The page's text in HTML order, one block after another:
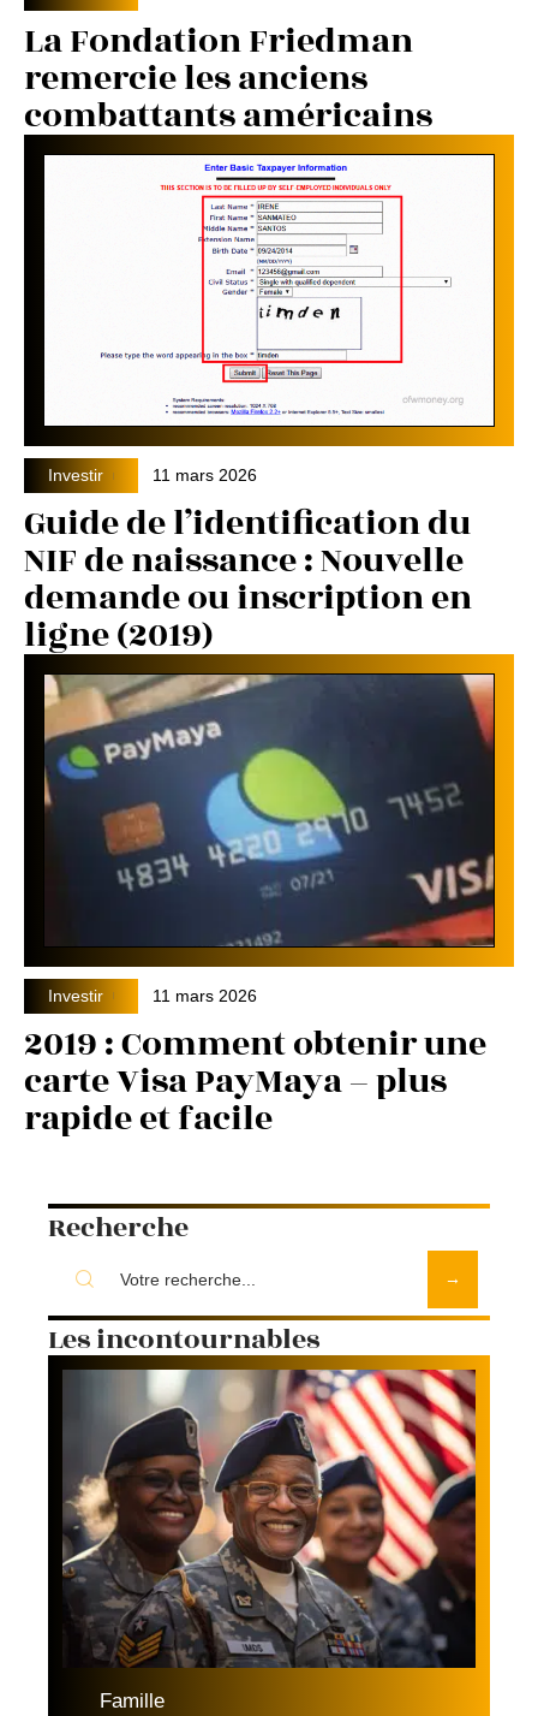
La Fondation Friedman
remercie les anciens
combattants américains
Investir 11 mars 2026
Guide de l’identification du
NIF de naissance : Nouvelle
demande ou inscription en
ligne (2019)
Investir 11 mars 2026
2019 : Comment obtenir une
carte Visa PayMaya – plus
rapide et facile
Recherche
Les incontournables
Famille